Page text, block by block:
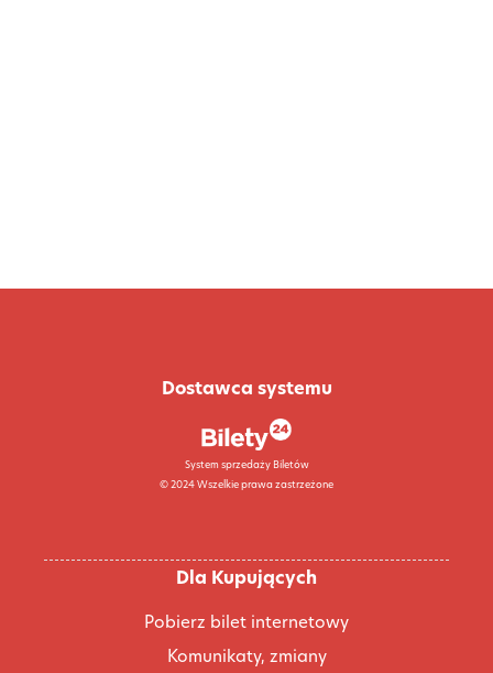
Dostawca systemu
System sprzedaży Biletów
© 2024 Wszelkie prawa zastrzeżone
Dla Kupujących
Pobierz bilet internetowy
Komunikaty, zmiany